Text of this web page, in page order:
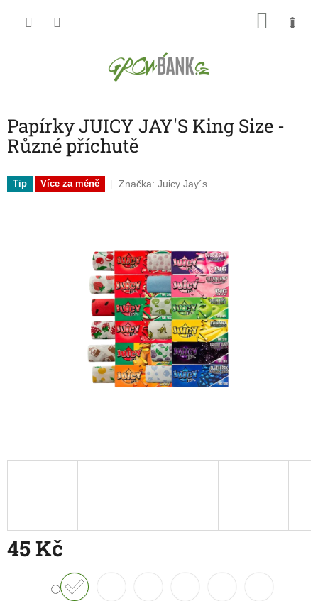
Papírky JUICY JAY'S King Size -
Různé příchutě
Tip Více za méně Značka: Juicy Jay´s
45 Kč